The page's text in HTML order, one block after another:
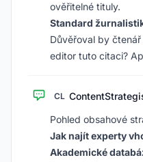
ověřitelné tituly.
Standard
Důvěřoval by
editor tuto citaci?
CL
Pohled obsahové
Jak najít experty
Akademické